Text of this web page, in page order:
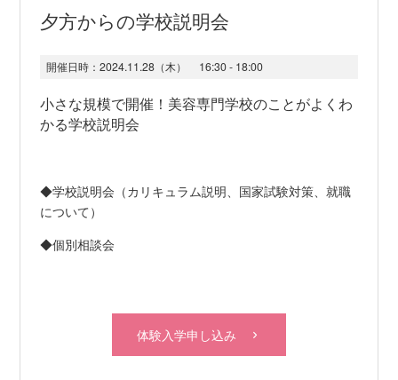
夕方からの学校説明会
開催日時： 2024.11.28（木） 16:30 - 18:00
小さな規模で開催！美容専門学校のことがよくわ
かる学校説明会
◆学校説明会（カリキュラム説明、国家試験対策、就職
について）
◆個別相談会
体験入学申し込み